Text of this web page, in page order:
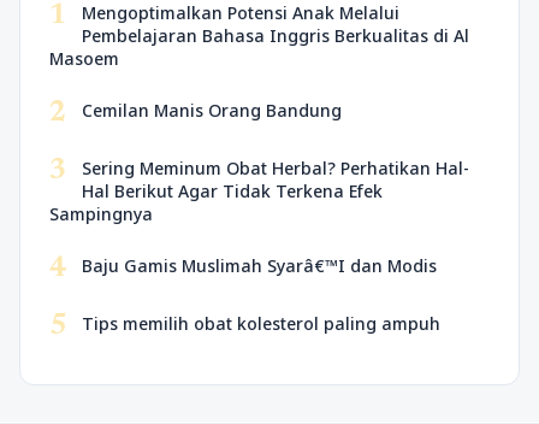
1
Mengoptimalkan Potensi Anak Melalui
Pembelajaran Bahasa Inggris Berkualitas di Al
Masoem
2 Cemilan Manis Orang Bandung
3
Sering Meminum Obat Herbal? Perhatikan Hal-
Hal Berikut Agar Tidak Terkena Efek
Sampingnya
4 Baju Gamis Muslimah Syarâ€™I dan Modis
5 Tips memilih obat kolesterol paling ampuh